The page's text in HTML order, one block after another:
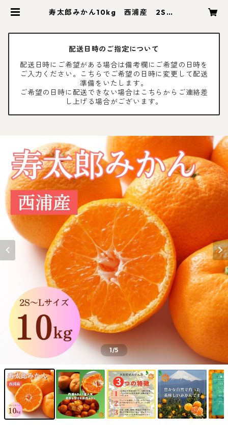
寿太郎みかん10kg 西浦産 2S～L
配送日時のご指定について
配送日時にご希望がある場合は備考欄にご希望の日時を
ご入力ください。こちらでご希望の日時に変更して配送
準備をいたします。
ご希望の日時に配送できない場合はこちらからご連絡差
し上げる場合がございます。
1/5